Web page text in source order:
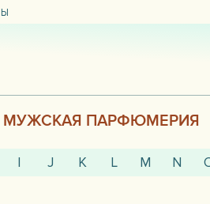
МУЖСКАЯ ПАРФЮМЕРИЯ
I J K L M N